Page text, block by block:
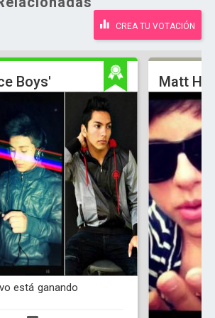
CREA TU VOTACIÓN
Boys'
está ganando
Matt